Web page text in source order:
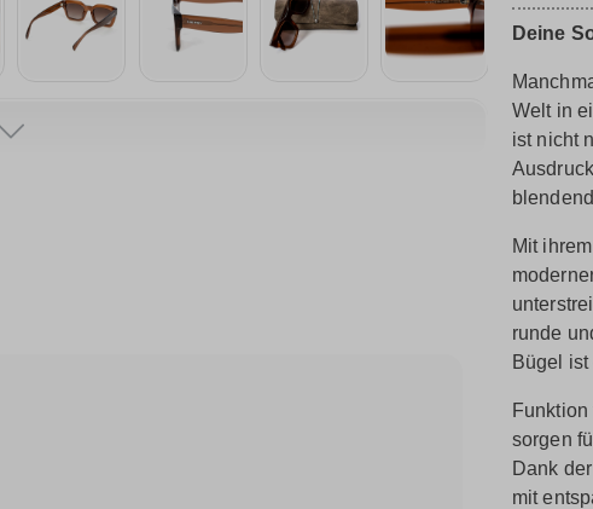
Deine
Welt in
ist nicht
Mit
runde
Bügel
sorgen
Dank
mit